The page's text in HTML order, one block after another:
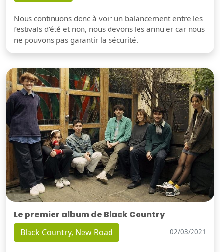
Nous continuons donc à voir un balancement entre les
festivals d'été et non, nous devons les annuler car nous
ne pouvons pas garantir la sécurité.
Le premier album de Black Country
Black Country, New Road 02/03/2021